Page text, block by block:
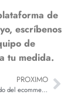
de
escríbenos
de
tu medida.
PROXIMO
Descubre el mundo del ecommerce: Tipos y cómo empezar el tuyo